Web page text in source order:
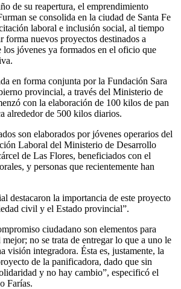
de su reapertura, el emprendimiento
se consolida en la ciudad de Santa Fe
laboral e inclusión social, al tiempo
forma nuevos proyectos destinados a
los jóvenes ya formados en el oficio que
en forma conjunta por la Fundación Sara
provincial, a través del Ministerio de
con la elaboración de 100 kilos de pan
alrededor de 500 kilos diarios.
son elaborados por jóvenes operarios del
Laboral del Ministerio de Desarrollo
de Las Flores, beneficiados con el
y personas que recientemente han
destacaron la importancia de este proyecto
civil y el Estado provincial”.
ciudadano son elementos para
no se trata de entregar lo que a uno le
visión integradora. Ésta es, justamente, la
de la panificadora, dado que sin
y no hay cambio”, especificó el
Farías.